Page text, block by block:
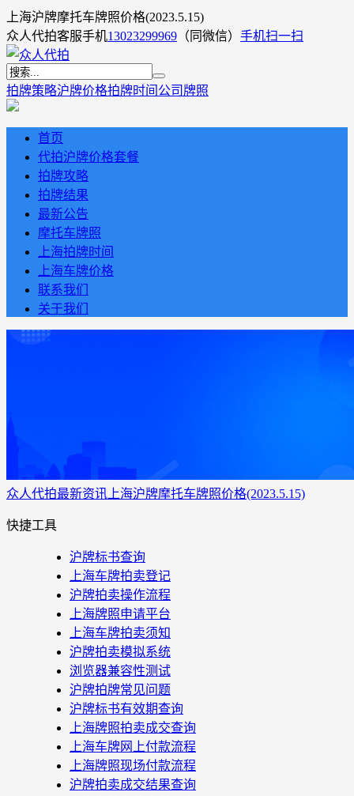
上海沪牌摩托车牌照价格(2023.5.15)
众人代拍客服手机13023299969 （同微信） 手机扫一扫
拍牌策略沪牌价格拍牌时间 公司牌照
首页
代拍沪牌价格套餐
拍牌攻略
拍牌结果
最新公告
摩托车牌照
上海拍牌时间
上海车牌价格
联系我们
关于我们
众人代拍最新资讯 上海沪牌摩托车牌照价格(2023.5.15)
快捷工具
沪牌标书查询
上海车牌拍卖登记
沪牌拍卖操作流程
上海牌照申请平台
上海车牌拍卖须知
沪牌拍卖模拟系统
浏览器兼容性测试
沪牌拍牌常见问题
沪牌标书有效期查询
上海牌照拍卖成交查询
上海车牌网上付款流程
上海牌照现场付款流程
沪牌拍卖成交结果查询